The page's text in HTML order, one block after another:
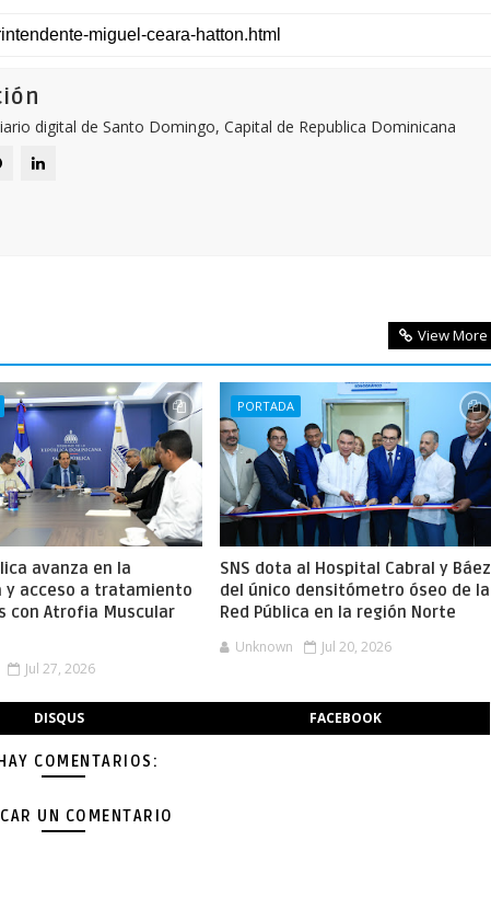
digital de Santo Domingo, Capital de Republica Dominicana
View More
avanza en la
y acceso a tratamiento
con Atrofia Muscular
Jul 27, 2026
PORTADA
SNS dota al Hospital Cabral y Báez
del único densitómetro óseo de la
Red Pública en la región Norte
Unknown Jul 20, 2026
DISQUS FACEBOOK
COMENTARIOS:
UN COMENTARIO